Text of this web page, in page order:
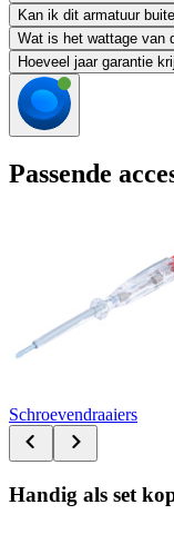
Kan ik dit armatuur
Wat is het wattage van
Hoeveel jaar garantie
Passende
Schroevendraaiers
Handig als set